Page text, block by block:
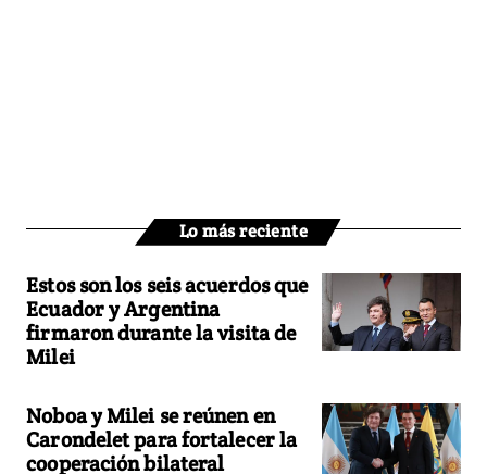
Lo más reciente
Estos son los seis acuerdos que
Ecuador y Argentina
firmaron durante la visita de
Milei
Noboa y Milei se reúnen en
Carondelet para fortalecer la
cooperación bilateral